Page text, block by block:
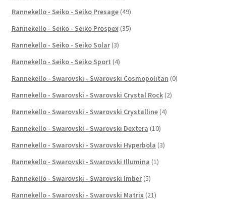
Rannekello - Seiko - Seiko Presage (49)
Rannekello - Seiko - Seiko Prospex (35)
Rannekello - Seiko - Seiko Solar (3)
Rannekello - Seiko - Seiko Sport (4)
Rannekello - Swarovski - Swarovski Cosmopolitan (0)
Rannekello - Swarovski - Swarovski Crystal Rock (2)
Rannekello - Swarovski - Swarovski Crystalline (4)
Rannekello - Swarovski - Swarovski Dextera (10)
Rannekello - Swarovski - Swarovski Hyperbola (3)
Rannekello - Swarovski - Swarovski Illumina (1)
Rannekello - Swarovski - Swarovski Imber (5)
Rannekello - Swarovski - Swarovski Matrix (21)